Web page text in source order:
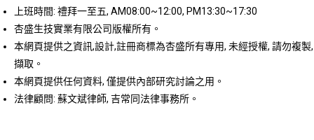
上班時間: 禮拜一至五, AM08:00~12:00, PM13:30~17:30
杏盛生技實業有限公司版權所有。
本網頁提供之資訊,設計,註冊商標為杏盛所有專用, 未經授權, 請勿複製,
擷取。
本網頁提供任何資料, 僅提供內部研究討論之用。
法律顧問: 蘇文斌律師, 吉常同法律事務所。